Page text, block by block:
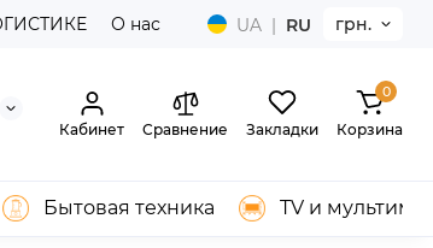
О нас UA | RU грн.
Кабинет Сравнение Закладки
0
Корзина
Бытовая техника TV и